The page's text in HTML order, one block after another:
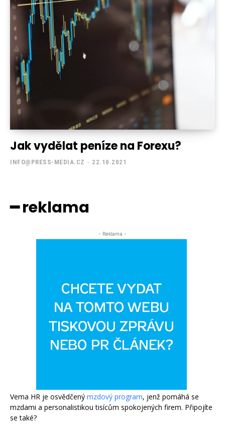
Jak vydělat peníze na Forexu?
INFO@PRESS-MEDIA.CZ - 22.10.2021
━ reklama
- Reklama -
Vema HR je osvědčený mzdový program, jenž pomáhá se
mzdami a personalistikou tisícům spokojených firem. Připojíte
se také?